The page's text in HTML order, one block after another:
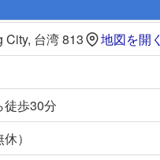
City, 台湾 813地図を開く
徒歩30分
）